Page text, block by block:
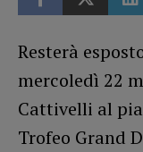
Resterà
mercoledì 22
Cattivelli al
Trofeo Grand